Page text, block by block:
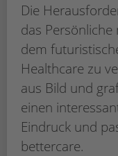
Die
das
dem
Healthcare zu
aus Bild und
einen
Eindruck und
bettercare.